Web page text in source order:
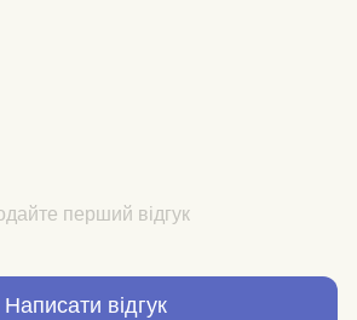
перший відгук
Написати відгук